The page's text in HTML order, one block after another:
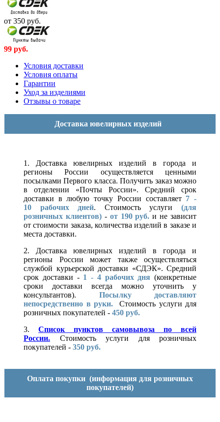
от 350 руб.
99 руб.
Условия доставки
Условия оплаты
Гарантии
Уход за изделиями
Отзывы о товаре
Доставка ювелирных изделий
1. Доставка ювелирных изделий в города и
регионы России осуществляется ценными
посылками Первого класса. Получить заказ можно
в отделении «Почты России». Средний срок
доставки в любую точку России составляет 7 -
10 рабочих дней. Стоимость услуги(для
розничных клиентов)- от 190 руб. и не зависит
от стоимости заказа, количества изделий в заказе и
места доставки.
2. Доставка ювелирных изделий в города и
регионы России может также осуществляться
службой курьерской доставки «СДЭК». Средний
срок доставки - 1 - 4 рабочих дня (конкретные
сроки доставки всегда можно уточнить у
консультантов). Посылку доставляют
непосредственно в руки.
Стоимость услуги для
розничных покупателей - 450 руб.
3. Список пунктов самовывоза по всей
России.
Стоимость услуги для розничных
покупателей - 350 руб.
Оплата покупки (информация для розничных
покупателей)